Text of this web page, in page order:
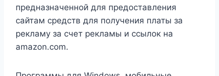
предназначенной для предоставления
сайтам средств для получения платы за
рекламу за счет рекламы и ссылок на
amazon.com.